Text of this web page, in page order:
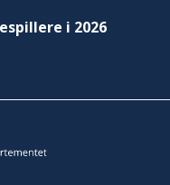
i 2026